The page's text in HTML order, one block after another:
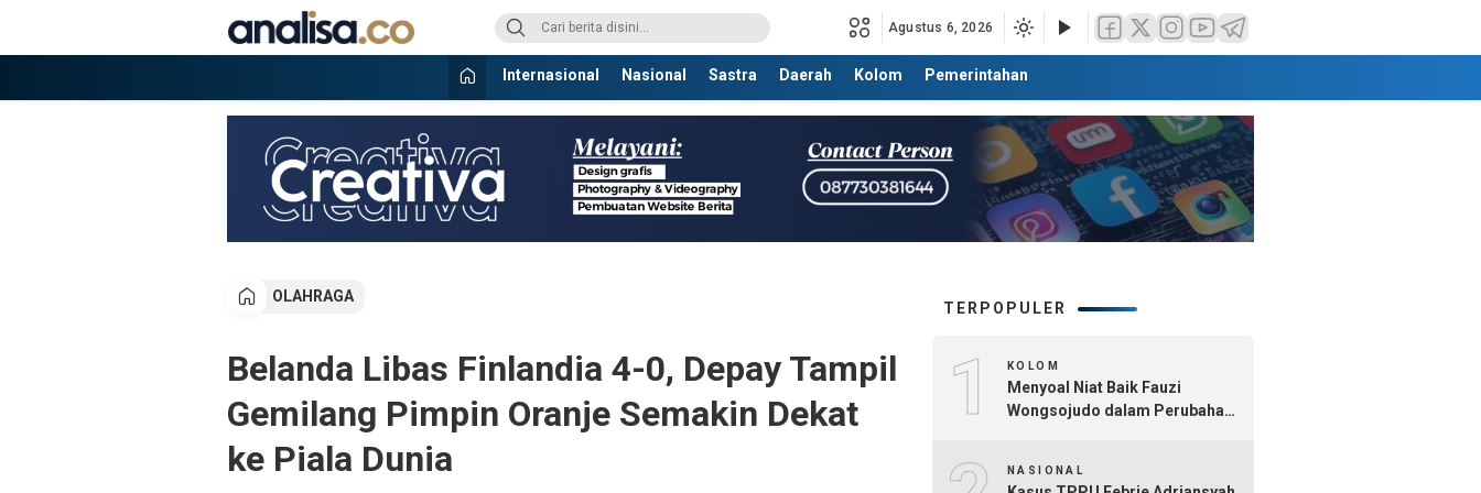
konten
Agustus 6, 2026
Internasional Nasional Sastra Daerah Kolom Pemerintahan
OLAHRAGA
Belanda Libas Finlandia 4-0, Depay Tampil
Gemilang Pimpin Oranje Semakin Dekat
ke Piala Dunia
TERPOPULER
1 KOLOM
Menyoal Niat Baik Fauzi
Wongsojudo dalam Perubahan
NASIONAL